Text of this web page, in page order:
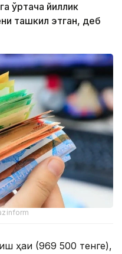
ўртача йиллик
ташкил этган, деб
ҳақи (969 500 тенге),